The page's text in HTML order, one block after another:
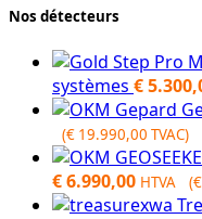
Nos détecteurs
systèmes €
(€ 19.990,00 TVAC)
€6.990,00 HTVA (€